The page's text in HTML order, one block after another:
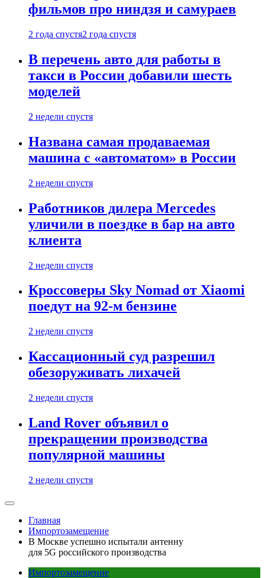
фильмов про ниндзя и самураев
2 года спустя2 года спустя
В перечень авто для работы в
такси в России добавили шесть
моделей
2 недели спустя
Названа самая продаваемая
машина с «автоматом» в России
2 недели спустя
Работников дилера Mercedes
уличили в поездке в бар на авто
клиента
2 недели спустя
Кроссоверы Sky Nomad от Xiaomi
поедут на 92-м бензине
2 недели спустя
Кассационный суд разрешил
обезоруживать лихачей
2 недели спустя
Land Rover объявил о
прекращении производства
популярной машины
2 недели спустя
Главная
Импортозамещение
В Москве успешно испытали антенну
для 5G российского производства
Импортозамещение